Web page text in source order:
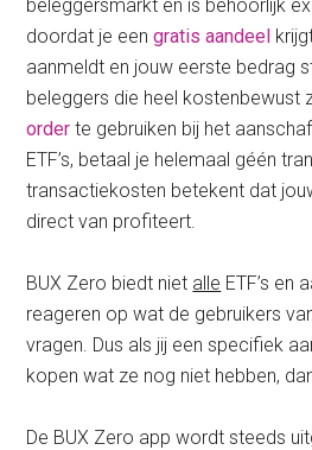
beleggersmarkt en is behoorlijk
doordat je eengratis aandeel
aanmeldt en jouw eerste bedrag
beleggers die heel kostenbewust
order te gebruiken bij het
ETF’s, betaal je helemaal géén
transactiekosten betekent dat
direct van profiteert.
BUX Zero biedt niet alle ETF’s en
reageren op wat de gebruikers
vragen. Dus als jij een specifiek
kopen wat ze nog niet hebben,
De BUX Zero app wordt steeds